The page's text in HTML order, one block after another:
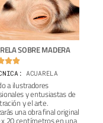
SOBRE MADERA

ACUARELA
a ilustradores
y entusiastas de
y el arte.
una obra final original